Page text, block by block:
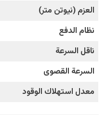
العزم (نيوتن متر)
نظام الدفع
ناقل السرعة
السرعة القصوى
معدل استهلاك الوقود